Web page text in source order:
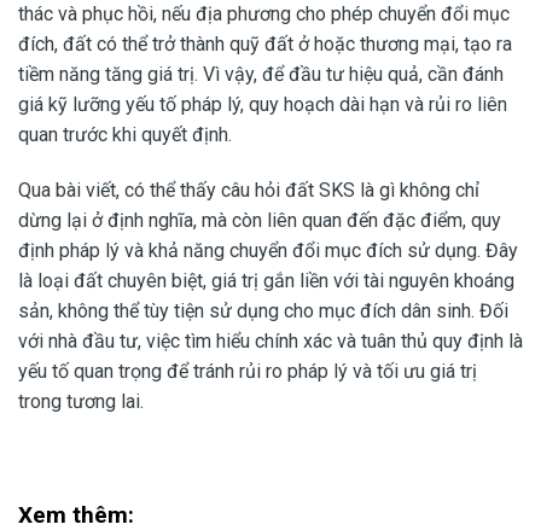
thác và phục hồi, nếu địa phương cho phép chuyển đổi mục
đích, đất có thể trở thành quỹ đất ở hoặc thương mại, tạo ra
tiềm năng tăng giá trị. Vì vậy, để đầu tư hiệu quả, cần đánh
giá kỹ lưỡng yếu tố pháp lý, quy hoạch dài hạn và rủi ro liên
quan trước khi quyết định.
Qua bài viết, có thể thấy câu hỏi đất SKS là gì không chỉ
dừng lại ở định nghĩa, mà còn liên quan đến đặc điểm, quy
định pháp lý và khả năng chuyển đổi mục đích sử dụng. Đây
là loại đất chuyên biệt, giá trị gắn liền với tài nguyên khoáng
sản, không thể tùy tiện sử dụng cho mục đích dân sinh. Đối
với nhà đầu tư, việc tìm hiểu chính xác và tuân thủ quy định là
yếu tố quan trọng để tránh rủi ro pháp lý và tối ưu giá trị
trong tương lai.
Xem thêm: